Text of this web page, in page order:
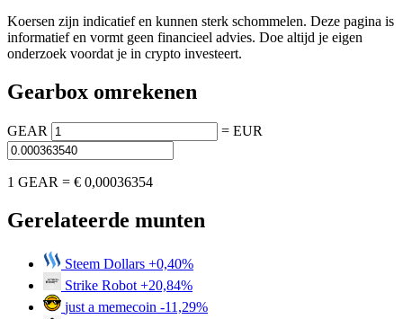
Koersen zijn indicatief en kunnen sterk schommelen. Deze pagina is
informatief en vormt geen financieel advies. Doe altijd je eigen
onderzoek voordat je in crypto investeert.
Gearbox omrekenen
GEAR = EUR
1 GEAR = € 0,00036354
Gerelateerde munten
Steem Dollars +0,40%
Strike Robot +20,84%
just a memecoin -11,29%